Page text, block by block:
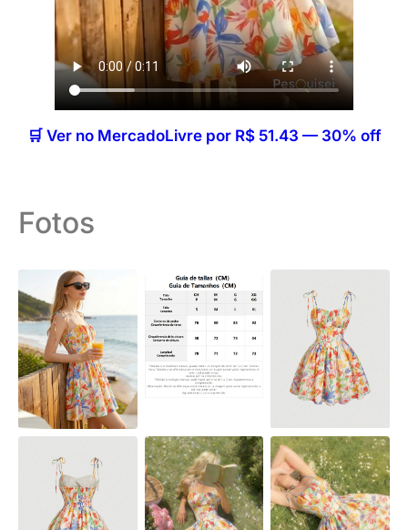
🛒 Ver no MercadoLivre por R$ 51.43 — 30% off
Fotos